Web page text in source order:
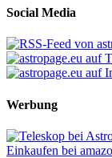
Social Media
Werbung
Einkaufen bei